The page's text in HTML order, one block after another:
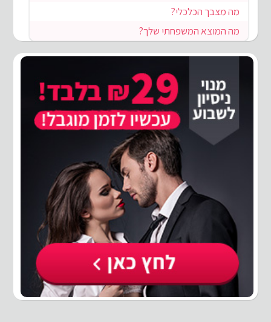
מה מצבך הכלכלי?
מה המוצא המשפחתי שלך?